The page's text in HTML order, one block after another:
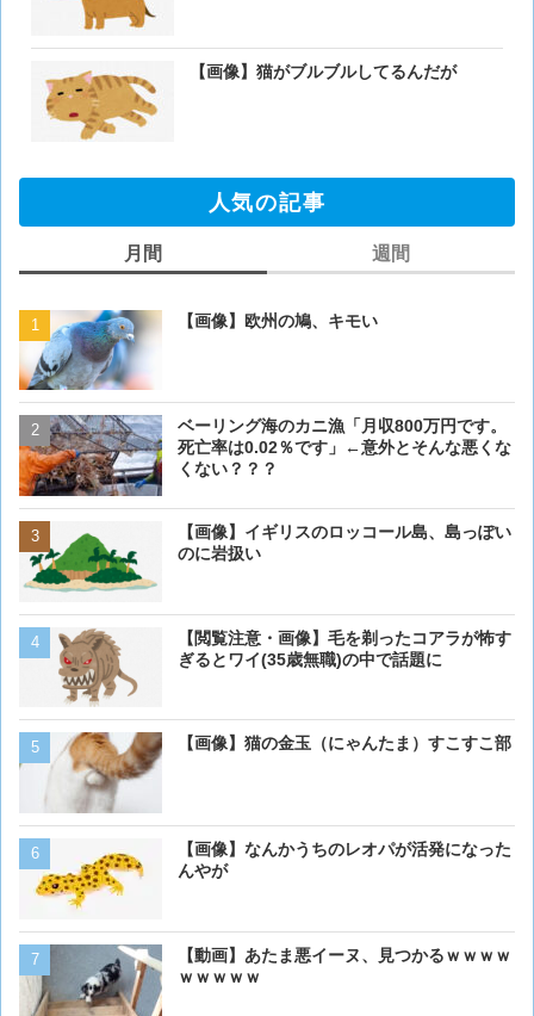
【画像】猫がブルブルしてるんだが
人気の記事
月間
【画像】欧州の鳩、キモい
ベーリング海のカニ漁「月収800万円です。
死亡率は0.02％です」←意外とそんな悪くな
くない？？？
【画像】イギリスのロッコール島、島っぽい
のに岩扱い
【閲覧注意・画像】毛を剃ったコアラが怖す
ぎるとワイ(35歳無職)の中で話題に
【画像】猫の金玉（にゃんたま）すこすこ部
【画像】なんかうちのレオパが活発になった
んやが
【動画】あたま悪イーヌ、見つかるｗｗｗｗ
ｗｗｗｗｗ
週間
【画像】欧州の鳩、キモい
【閲覧注意・画像】毛を剃
ぎるとワイ(35歳無職)の中
【画像】イギリスのロッコ
ベーリング海のカニ漁「月
死亡率は0.02％です」←意
【画像】イッヌ、リモコン
【動画】男性、ロバにちょ
【画像】うわぁー、馬みた